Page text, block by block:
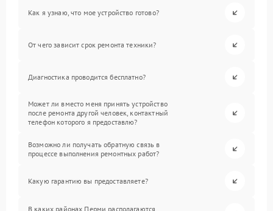
Как я узнаю, что мое устройство готово?
От чего зависит срок ремонта техники?
Диагностика проводится бесплатно?
Может ли вместо меня принять устройство
после ремонта другой человек, контактный
телефон которого я предоставлю?
Возможно ли получать обратную связь в
процессе выполнения ремонтных работ?
Какую гарантию вы предоставляете?
В каких районах Перми располагаются